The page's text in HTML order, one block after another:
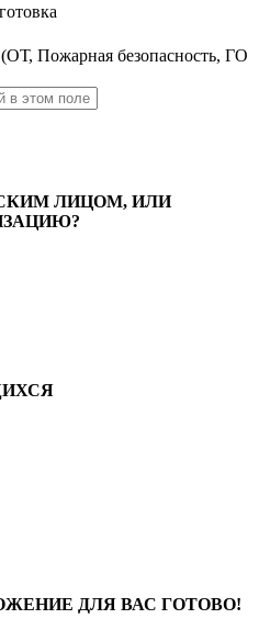
Пожарная безопасность, ГО
ЛИЦОМ, ИЛИ
ДЛЯ ВАС ГОТОВО!